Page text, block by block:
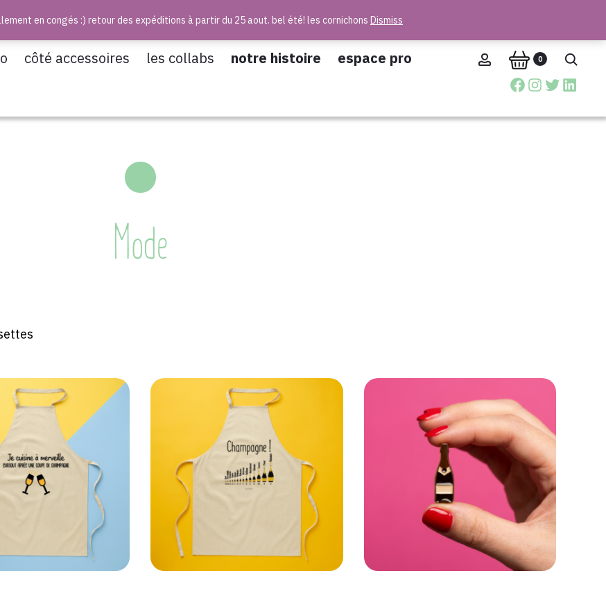
côté accessoires les collabs notre histoire espace pro Account 0
Facebook
Twitter
Mode
en congés :) retour des expéditions à partir du 25 aout. bel été! les cornichons Dismiss